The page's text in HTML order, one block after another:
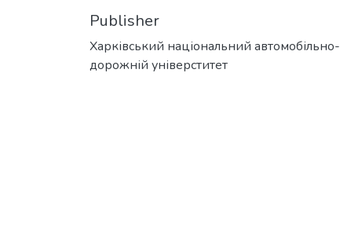
Publisher
Харківський національний автомобільно-
дорожній універститет